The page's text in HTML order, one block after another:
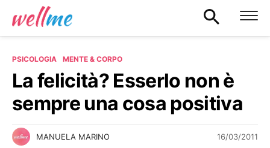
PSICOLOGIA MENTE & CORPO
La felicità? Esserlo non è
sempre una cosa positiva
MANUELA MARINO 16/03/2011